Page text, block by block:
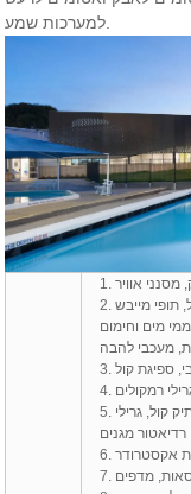
למערכות שמע.
מסנני אוויר
2. מכשירי חשמל: מסננות למדיח כלים, מסננות למיקרוגל, תופי מייבש
מים וחימום
מעכבי להבה
ספיגת קול
רמקולים
5. רכב: מסנני דלק, רמקולים, מפזרי אוויר, מגני משתיק קול, גרילי
רדיאטור מגנים
אקסטרודר
מדפים